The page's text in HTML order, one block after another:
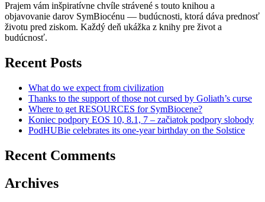
Prajem vám inšpiratívne chvíle strávené s touto knihou a
objavovanie darov SymBiocénu — budúcnosti, ktorá dáva prednosť
životu pred ziskom. Každý deň ukážka z knihy pre život a
budúcnosť.
Recent Posts
What do we expect from civilization
Thanks to the support of those not cursed by Goliath’s curse
Where to get RESOURCES for SymBiocene?
Koniec podpory EOS 10, 8.1, 7 – začiatok podpory slobody
PodHUBie celebrates its one-year birthday on the Solstice
Recent Comments
Archives